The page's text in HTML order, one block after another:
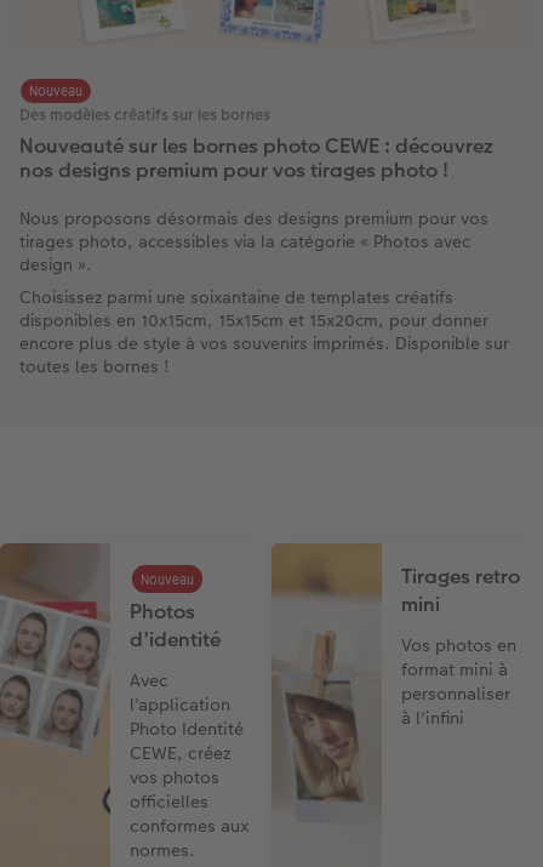
Nouveau
Des modèles créatifs sur les bornes
Nouveauté sur les bornes photo CEWE : découvrez
nos designs premium pour vos tirages photo !
Nous proposons désormais des designs premium pour vos
tirages photo, accessibles via la catégorie « Photos avec
design ».
Choisissez parmi une soixantaine de templates créatifs
disponibles en 10x15cm, 15x15cm et 15x20cm, pour donner
encore plus de style à vos souvenirs imprimés. Disponible sur
toutes les bornes !
Photos
d’identité
Avec
l'application
Photo Identité
CEWE, créez
vos photos
officielles
conformes aux
normes.
Nouveau
Tirages retro
mini
Vos photos en
format mini à
personnaliser
à l'infini